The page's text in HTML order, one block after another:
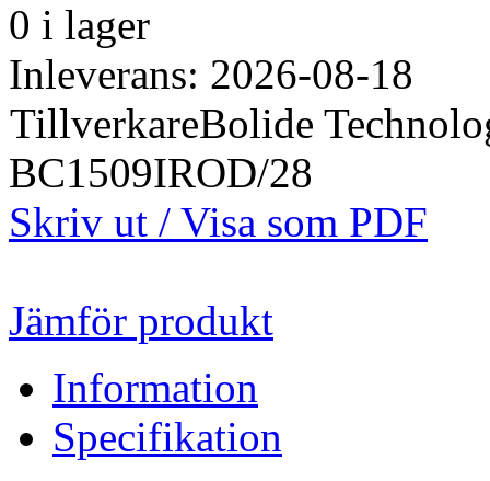
0 i lager
Inleverans: 2026-08-18
TillverkareBolide
BC1509IROD/28
Skriv ut / Visa som PDF
Jämför produkt
Information
Specifikation